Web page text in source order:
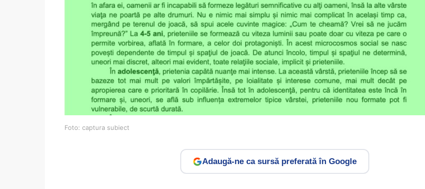
Foto: captura subiect
Adaugă-ne ca sursă preferată în Google